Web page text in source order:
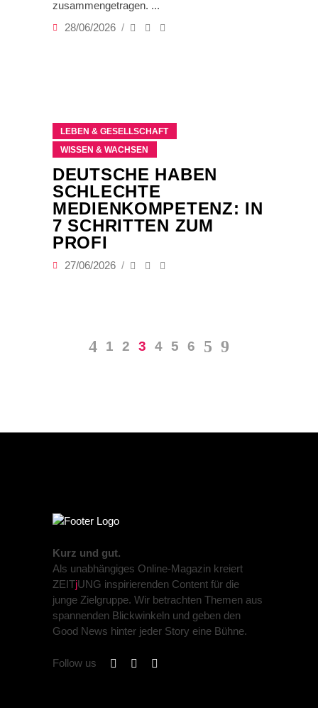
zusammengetragen.
28/06/2026
LEBEN & GESELLSCHAFT
WISSEN & WACHSEN
DEUTSCHE HABEN
SCHLECHTE
MEDIENKOMPETENZ: IN
7 SCHRITTEN ZUM
PROFI
27/06/2026
1 2 3 4 5 6
Kurz und gut.
Als unabhängiges Online-Magazin kreiert
ZEITjUNG inspirierenden Content für die
junge Zielgruppe. Wir betrachten Themen aus
spannenden Blickwinkeln und geben den
Good News hinter jeder Story eine Bühne.
Follow us